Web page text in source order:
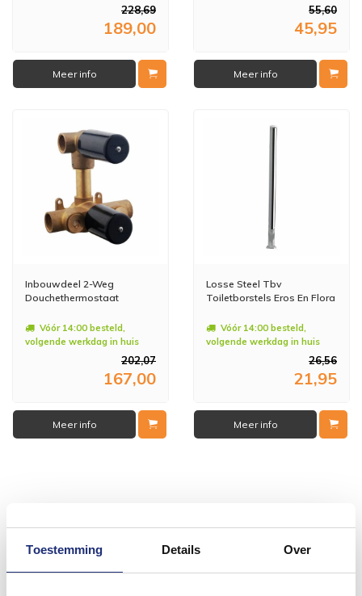
Toestemming Details Over
228,69
189,00
Meer info
55,60
45,95
Meer info
Inbouwdeel 2-Weg
Douchethermostaat
Vóór 14:00 besteld,
volgende werkdag in huis
202,07
167,00
Meer info
Losse Steel Tbv
Toiletborstels Eros En Flora
Vóór 14:00 besteld,
volgende werkdag in huis
26,56
21,95
Meer info
#mijndroombadkamer
Wij geloven in de kracht van delen. Deel jouw
badkamer op Instagram met #mijndroombadkamer